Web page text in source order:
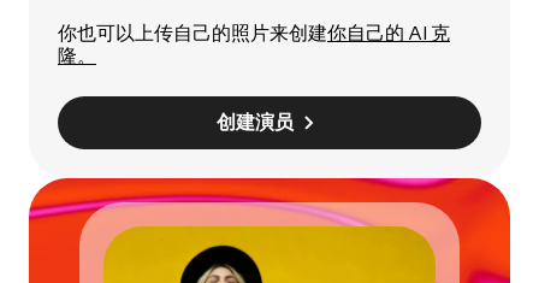
你也可以上传自己的照片来创建你自己的 AI 克
隆。
创建演员